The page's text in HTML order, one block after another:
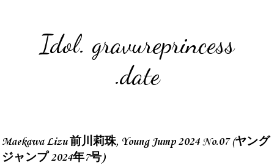
Idol. gravureprincess
.date
Maekawa Lizu 前川莉珠, Young Jump 2024 No.07 (ヤング
ジャンプ 2024年7号)